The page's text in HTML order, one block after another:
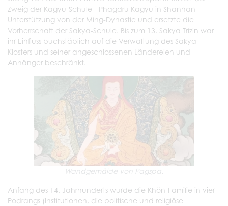
Zweig der Kagyu-Schule - Phagdru Kagyu in Shannan -
Unterstützung von der Ming-Dynastie und ersetzte die
Vorherrschaft der Sakya-Schule. Bis zum 13. Sakya Trizin war
ihr Einfluss buchstäblich auf die Verwaltung des Sakya-
Klosters und seiner angeschlossenen Ländereien und
Anhänger beschränkt.
Wandgemälde von Pagspa.
Anfang des 14. Jahrhunderts wurde die Khön-Familie in vier
Podrangs (Institutionen, die politische und religiöse